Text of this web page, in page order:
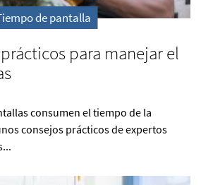
de pantalla
para manejar el
consumen el tiempo de la
consejos prácticos de expertos